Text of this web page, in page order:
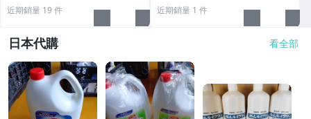
近期銷量 19 件 近期銷量 1 件
日本代購 看全部